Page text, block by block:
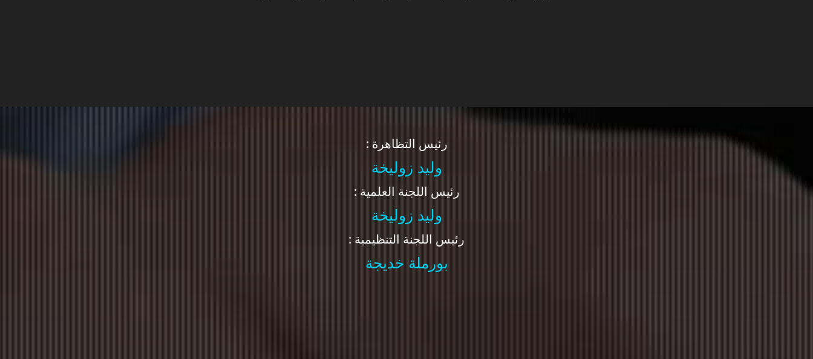
: رئيس التظاهرة
وليد زوليخة
: رئيس اللجنة العلمية
وليد زوليخة
: رئيس اللجنة التنظيمية
بورملة خديجة